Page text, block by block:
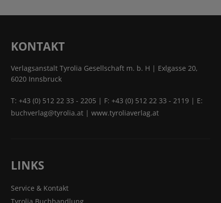
KONTAKT
Verlagsanstalt Tyrolia Gesellschaft m. b. H | Exlgasse 20,
6020 Innsbruck
T:+43 (0) 512 22 33 - 2205 | F: +43 (0) 512 22 33 - 2119 | E:
buchverlag@tyrolia.at |www.tyroliaverlag.at
LINKS
Service & Kontakt
Tyrolia Buchhandlung